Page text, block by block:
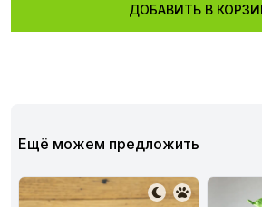
ДОБАВИТЬ В
Ещё можем предложить